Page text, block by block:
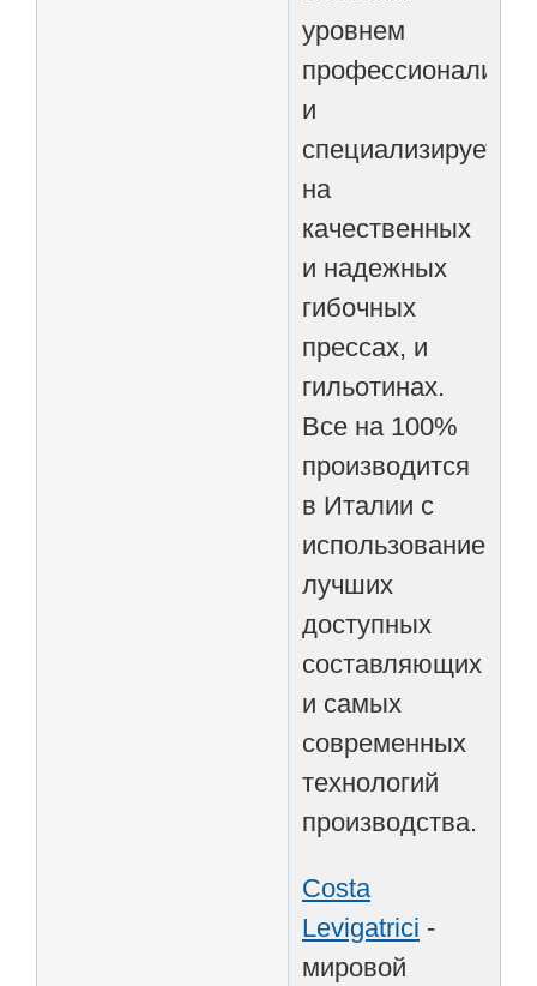
уровнем
и
специализируется
на
качественных
и надежных
гибочных
прессах, и
гильотинах.
Все на 100%
производится
в Италии с
использованием
лучших
доступных
составляющих
и самых
современных
технологий
производства.
Costa
Levigatrici -
мировой